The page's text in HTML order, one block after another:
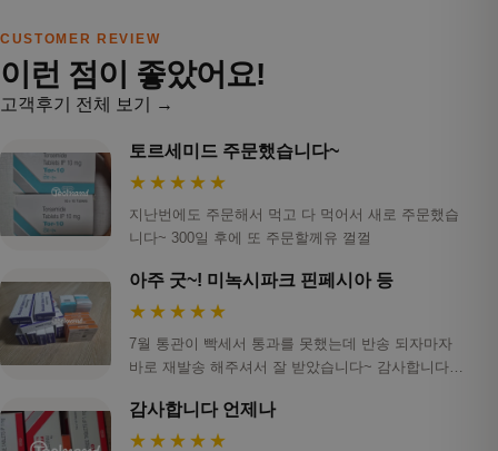
CUSTOMER REVIEW
이런 점이 좋았어요!
고객후기 전체 보기 →
토르세미드 주문했습니다~
★★★★★
지난번에도 주문해서 먹고 다 먹어서 새로 주문했습
니다~ 300일 후에 또 주문할께유 껄껄
아주 굿~! 미녹시파크 핀페시아 등
★★★★★
7월 통관이 빡세서 통과를 못했는데 반송 되자마자
바로 재발송 해주셔서 잘 받았습니다~ 감사합니다!
감사합니다 언제나
★★★★★